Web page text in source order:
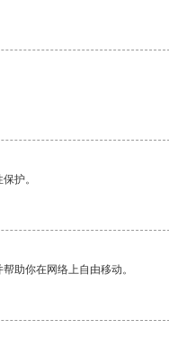
护。
助你在网络上自由移动。